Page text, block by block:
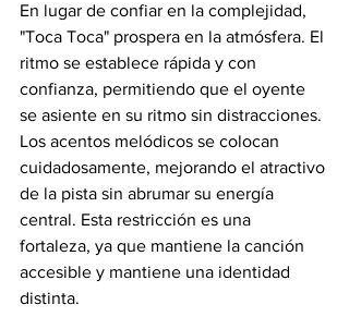
En lugar de confiar en la complejidad,
"Toca Toca" prospera en la atmósfera. El
ritmo se establece rápida y con
confianza, permitiendo que el oyente
se asiente en su ritmo sin distracciones.
Los acentos melódicos se colocan
cuidadosamente, mejorando el atractivo
de la pista sin abrumar su energía
central. Esta restricción es una
fortaleza, ya que mantiene la canción
accesible y mantiene una identidad
distinta.